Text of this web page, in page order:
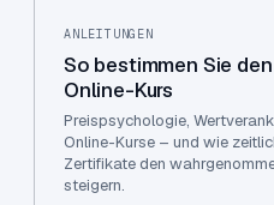
ANLEITUNGEN
So bestimmen Sie
Online-Kurs
Preispsychologie,
Online-Kurse – und wie
Zertifikate den
steigern.